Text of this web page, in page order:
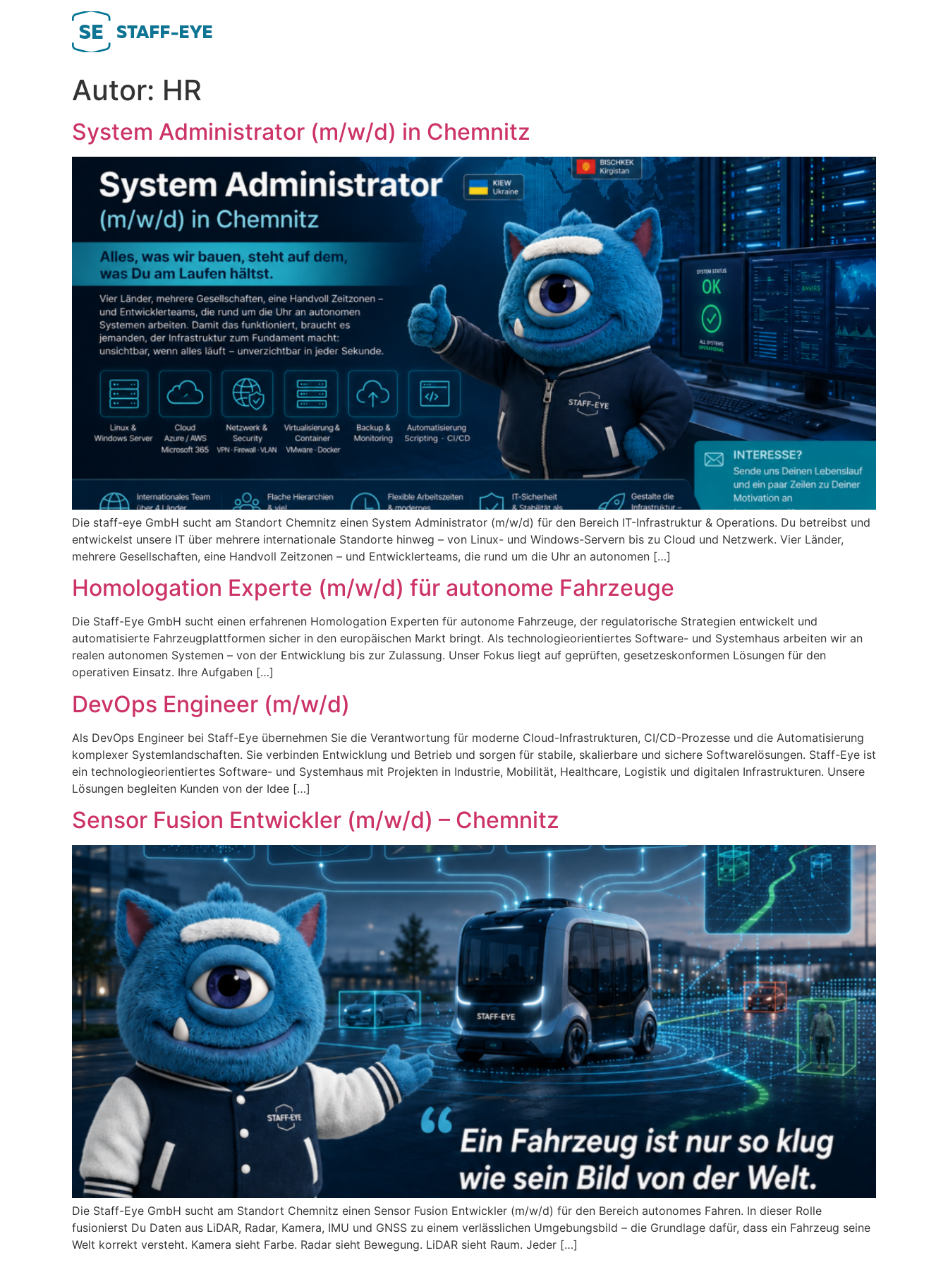
Autor: HR
System Administrator (m/w/d) in Chemnitz
Die staff-eye GmbH sucht am Standort Chemnitz einen System Administrator (m/w/d) für den Bereich IT-Infrastruktur & Operations. Du betreibst und
entwickelst unsere IT über mehrere internationale Standorte hinweg – von Linux- und Windows-Servern bis zu Cloud und Netzwerk. Vier Länder,
mehrere Gesellschaften, eine Handvoll Zeitzonen – und Entwicklerteams, die rund um die Uhr an autonomen […]
Homologation Experte (m/w/d) für autonome Fahrzeuge
Die Staff-Eye GmbH sucht einen erfahrenen Homologation Experten für autonome Fahrzeuge, der regulatorische Strategien entwickelt und
automatisierte Fahrzeugplattformen sicher in den europäischen Markt bringt. Als technologieorientiertes Software- und Systemhaus arbeiten wir an
realen autonomen Systemen – von der Entwicklung bis zur Zulassung. Unser Fokus liegt auf geprüften, gesetzeskonformen Lösungen für den
operativen Einsatz. Ihre Aufgaben […]
DevOps Engineer (m/w/d)
Als DevOps Engineer bei Staff-Eye übernehmen Sie die Verantwortung für moderne Cloud-Infrastrukturen, CI/CD-Prozesse und die Automatisierung
komplexer Systemlandschaften. Sie verbinden Entwicklung und Betrieb und sorgen für stabile, skalierbare und sichere Softwarelösungen. Staff-Eye ist
ein technologieorientiertes Software- und Systemhaus mit Projekten in Industrie, Mobilität, Healthcare, Logistik und digitalen Infrastrukturen. Unsere
Lösungen begleiten Kunden von der Idee […]
Sensor Fusion Entwickler (m/w/d) – Chemnitz
Die Staff-Eye GmbH sucht am Standort Chemnitz einen Sensor Fusion Entwickler (m/w/d) für den Bereich autonomes Fahren. In dieser Rolle
fusionierst Du Daten aus LiDAR, Radar, Kamera, IMU und GNSS zu einem verlässlichen Umgebungsbild – die Grundlage dafür, dass ein Fahrzeug seine
Welt korrekt versteht. Kamera sieht Farbe. Radar sieht Bewegung. LiDAR sieht Raum. Jeder […]